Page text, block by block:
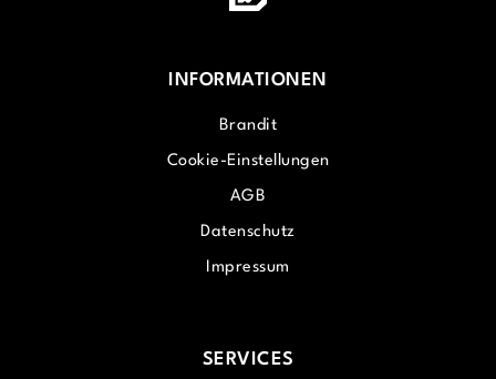
INFORMATIONEN
Brandit
Cookie-Einstellungen
AGB
Datenschutz
Impressum
SERVICES